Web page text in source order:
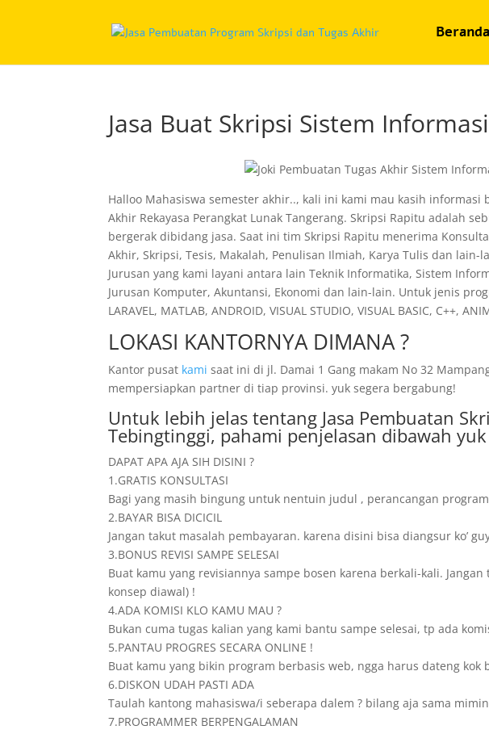
Beranda
Jasa Buat Skripsi Sistem
Halloo Mahasiswa semester akhir.., kali ini kami mau kasih informasi
Akhir Rekayasa Perangkat Lunak Tangerang. Skripsi Rapitu adalah
bergerak dibidang jasa. Saat ini tim Skripsi Rapitu menerima
Akhir, Skripsi, Tesis, Makalah, Penulisan Ilmiah, Karya Tulis dan
Jurusan yang kami layani antara lain Teknik Informatika, Sistem
Jurusan Komputer, Akuntansi, Ekonomi dan lain-lain. Untuk jenis
LARAVEL, MATLAB, ANDROID, VISUAL STUDIO, VISUAL BASIC, C++,
LOKASI KANTORNYA DIMANA ?
Kantor pusat kami saat ini di jl. Damai 1 Gang makam No 32
mempersiapkan partner di tiap provinsi. yuk segera bergabung!
Untuk lebih jelas tentang Jasa Pembuatan
Tebingtinggi, pahami penjelasan dibawah
DAPAT APA AJA SIH DISINI ?
1.GRATIS KONSULTASI
Bagi yang masih bingung untuk nentuin judul , perancangan
2.BAYAR BISA DICICIL
Jangan takut masalah pembayaran. karena disini bisa diangsur ko’
3.BONUS REVISI SAMPE SELESAI
Buat kamu yang revisiannya sampe bosen karena berkali-kali.
konsep diawal) !
4.ADA KOMISI KLO KAMU MAU ?
Bukan cuma tugas kalian yang kami bantu sampe selesai, tp ada
5.PANTAU PROGRES SECARA ONLINE !
Buat kamu yang bikin program berbasis web, ngga harus dateng
6.DISKON UDAH PASTI ADA
Taulah kantong mahasiswa/i seberapa dalem ? bilang aja sama
7.PROGRAMMER BERPENGALAMAN